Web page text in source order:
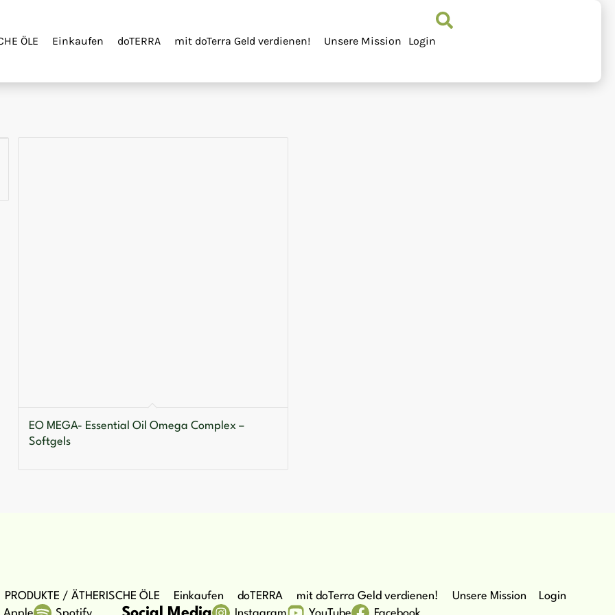
ÖLE Einkaufen doTERRA mit doTerra Geld verdienen! Unsere Mission Login
EO MEGA- Essential Oil Omega Complex –
Softgels
PRODUKTE / ÄTHERISCHE ÖLE Einkaufen doTERRA mit doTerra Geld verdienen! Unsere Mission Login